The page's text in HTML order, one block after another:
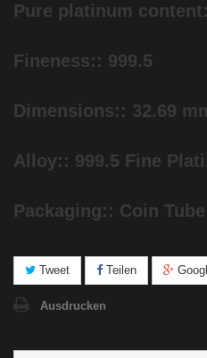
Pure platinum
Fineness:: 999.5
Dimensions:: 32.69
Alloy:: 999.5 Fine
Packaging:: Coin Tube
Tweet Teilen
Ausdrucken